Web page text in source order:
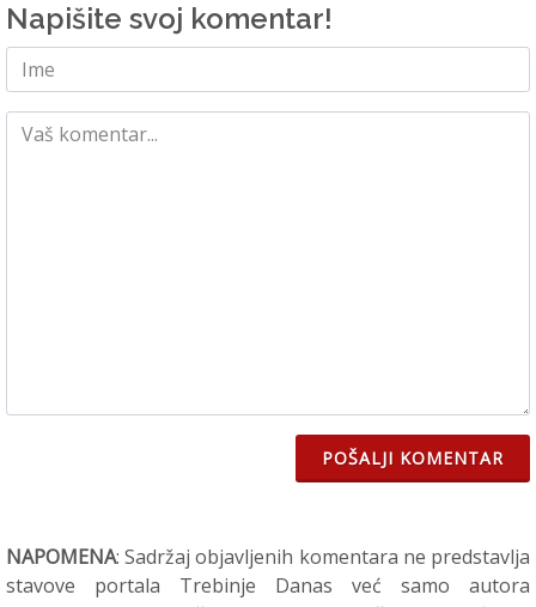
Napišite svoj komentar!
POŠALJI KOMENTAR
NAPOMENA: Sadržaj objavljenih komentara ne predstavlja
stavove portala Trebinje Danas već samo autora